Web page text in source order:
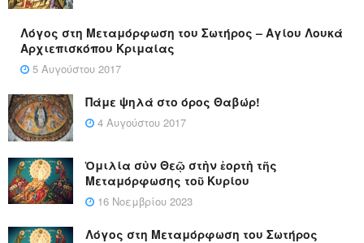
Λόγος στη Μεταμόρφωση του Σωτήρος – Αγίου Λουκά
Αρχιεπισκόπου Κριμαίας
5 Αυγούστου 2017
Πάμε ψηλά στο όρος Θαβώρ!
4 Αυγούστου 2017
Ὁμιλία σὺν Θεῷ στὴν ἑορτὴ τῆς
Μεταμόρφωσης τοῦ Κυρίου
16 Νοεμβρίου 2023
Λόγος στη Μεταμόρφωση του Σωτήρος